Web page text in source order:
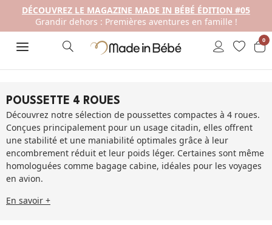
DÉCOUVREZ LE MAGAZINE MADE IN BÉBÉ ÉDITION #05
Grandir dehors : Premières aventures en famille !
0
POUSSETTE 4 ROUES
Découvrez notre sélection de poussettes compactes à 4 roues.
Conçues principalement pour un usage citadin, elles offrent
une stabilité et une maniabilité optimales grâce à leur
encombrement réduit et leur poids léger. Certaines sont même
homologuées comme bagage cabine, idéales pour les voyages
en avion.
En savoir +